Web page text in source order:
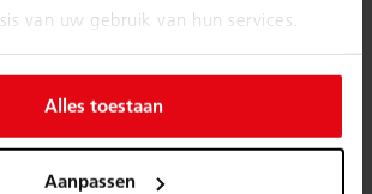
van uw gebruik van hun services.
Alles toestaan
Aanpassen